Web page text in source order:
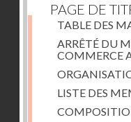
PAGE DE
TABLE DES
ARRÊTÉ DU
COMMERCE
LISTE DES